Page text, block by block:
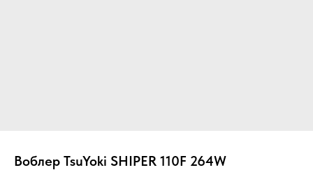
Воблер TsuYoki SHIPER 110F 264W